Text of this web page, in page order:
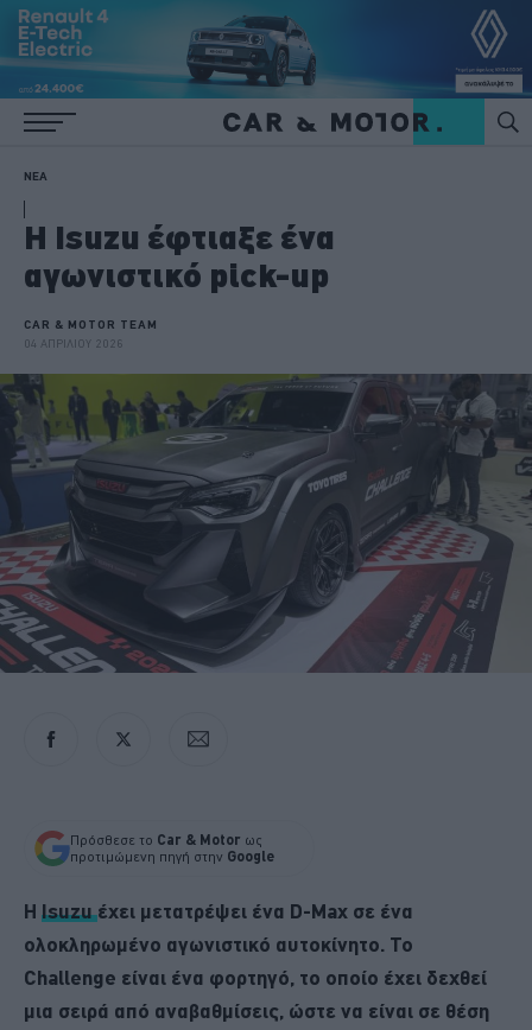
ΝΕΑ
H Isuzu έφτιαξε ένα
αγωνιστικό pick-up
CAR & MOTOR TEAM
04 ΑΠΡΙΛΙΟΥ 2026
Πρόσθεσε το Car & Motor ως
προτιμώμενη πηγή στην Google
Η Isuzuέχει μετατρέψει ένα D-Max σε ένα
ολοκληρωμένο αγωνιστικό αυτοκίνητο. Το
Challenge είναι ένα φορτηγό, το οποίο έχει δεχθεί
μια σειρά από αναβαθμίσεις, ώστε να είναι σε θέση